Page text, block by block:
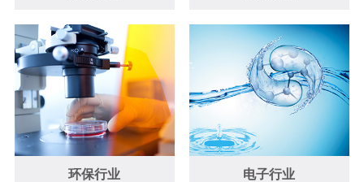
环保行业 电子行业